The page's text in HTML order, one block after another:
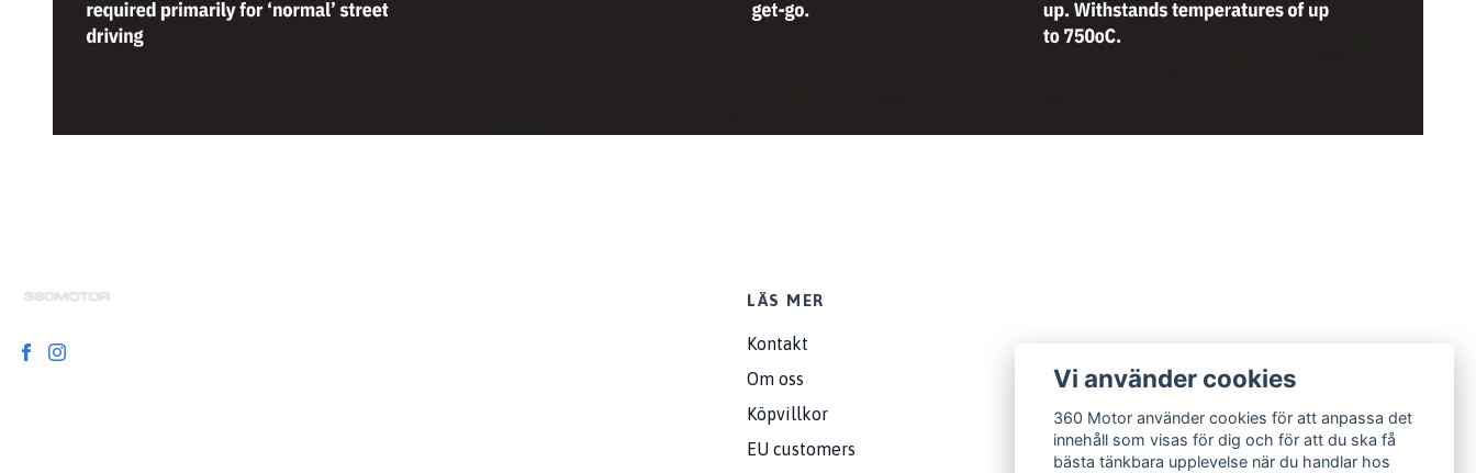
LÄS MER
Kontakt
Om oss
Köpvillkor
EU customers
Vi använder cookies
360 Motor använder cookies för att anpassa det
innehåll som visas för dig och för att du ska få
bästa tänkbara upplevelse när du handlar hos